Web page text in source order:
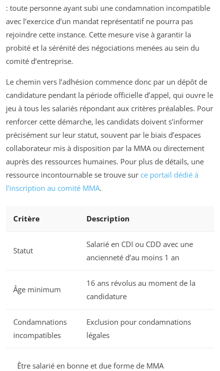
: toute personne ayant subi une condamnation incompatible
avec l’exercice d’un mandat représentatif ne pourra pas
rejoindre cette instance. Cette mesure vise à garantir la
probité et la sérénité des négociations menées au sein du
comité d’entreprise.
Le chemin vers l’adhésion commence donc par un dépôt de
candidature pendant la période officielle d’appel, qui ouvre le
jeu à tous les salariés répondant aux critères préalables. Pour
renforcer cette démarche, les candidats doivent s’informer
précisément sur leur statut, souvent par le biais d’espaces
collaborateur mis à disposition par la MMA ou directement
auprès des ressources humaines. Pour plus de détails, une
ressource incontournable se trouve sur ce portail dédié à
l’inscription au comité MMA.
Critère Description
Statut
Salarié en CDI ou CDD avec une
ancienneté d’au moins 1 an
Âge minimum
16 ans révolus au moment de la
candidature
Condamnations
incompatibles
Exclusion pour condamnations
légales
Être salarié en bonne et due forme de MMA